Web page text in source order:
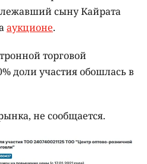
сыну Кайрата
аукционе.
торговой
доли участия обошлась в
не сообщается.